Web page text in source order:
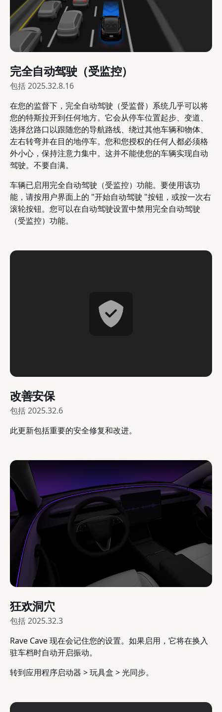
完全自动驾驶（受监控）
包括2025.32.8.16
在您的监督下，完全自动驾驶（受监督）系统几乎可以将
您的特斯拉开到任何地方。它会从停车位置起步、变道、
选择岔路口以跟随您的导航路线、绕过其他车辆和物体、
左右转弯并在目的地停车。您和您授权的任何人都必须格
外小心，保持注意力集中。这并不能使您的车辆实现自动
驾驶。不要自满。
车辆已启用完全自动驾驶（受监控）功能。要使用该功
能，请按用户界面上的 "开始自动驾驶 "按钮，或按一次右
滚轮按钮。您可以在自动驾驶设置中禁用完全自动驾驶
（受监控）功能。
改善安保
包括2025.32.6
此更新包括重要的安全修复和改进。
狂欢洞穴
包括2025.32.3
Rave Cave 现在会记住您的设置。如果启用，它将在换入
驻车档时自动开启振动。
转到应用程序启动器 > 玩具盒 > 光同步。